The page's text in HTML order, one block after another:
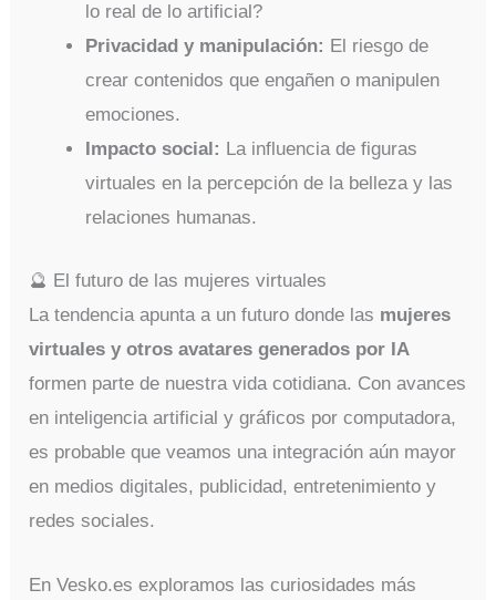
lo real de lo artificial?
Privacidad y manipulación: El riesgo de
crear contenidos que engañen o manipulen
emociones.
Impacto social: La influencia de figuras
virtuales en la percepción de la belleza y las
relaciones humanas.
🔮 El futuro de las mujeres virtuales
La tendencia apunta a un futuro donde las mujeres
virtuales y otros avatares generados por IA
formen parte de nuestra vida cotidiana. Con avances
en inteligencia artificial y gráficos por computadora,
es probable que veamos una integración aún mayor
en medios digitales, publicidad, entretenimiento y
redes sociales.
En Vesko.es exploramos las curiosidades más